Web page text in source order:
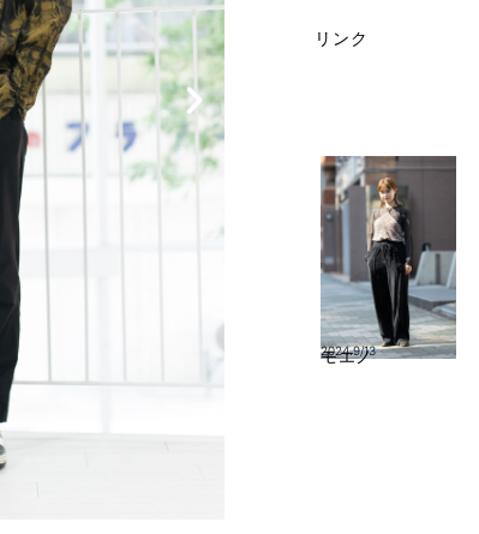
リンク
モエノ
2024.9/13